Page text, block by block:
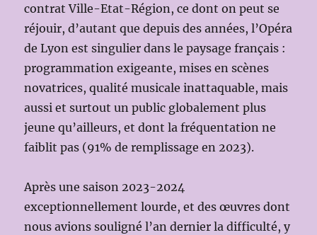
contrat Ville-Etat-Région, ce dont on peut se
réjouir, d’autant que depuis des années, l’Opéra
de Lyon est singulier dans le paysage français :
programmation exigeante, mises en scènes
novatrices, qualité musicale inattaquable, mais
aussi et surtout un public globalement plus
jeune qu’ailleurs, et dont la fréquentation ne
faiblit pas (91% de remplissage en 2023).
Après une saison 2023-2024
exceptionnellement lourde, et des œuvres dont
nous avions souligné l’an dernier la difficulté, y